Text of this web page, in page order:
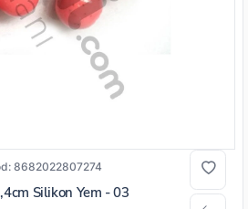
8682022807274
Silikon Yem - 03